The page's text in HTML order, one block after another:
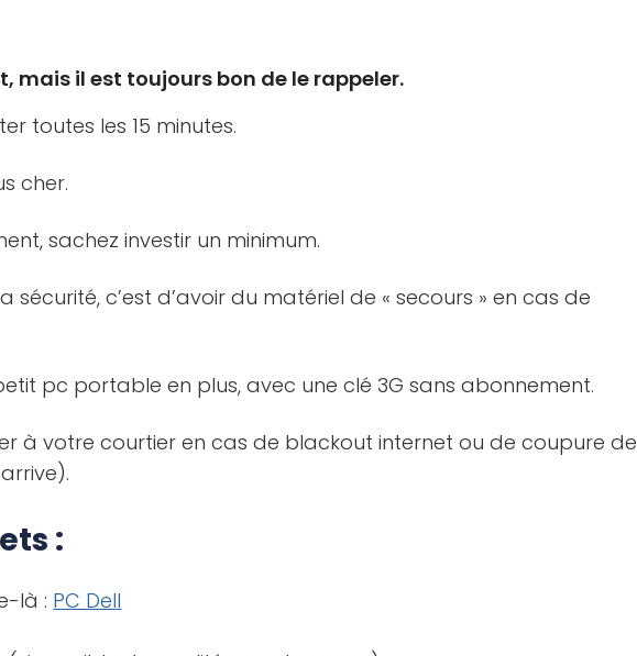
mais il est toujours bon de le rappeler.
toutes les 15 minutes.
cher.
sachez investir un minimum.
sécurité, c’est d’avoir du matériel de « secours » en cas de
pc portable en plus, avec une clé 3G sans abonnement.
à votre courtier en cas de blackout internet ou de coupure de
:
là : PC Dell